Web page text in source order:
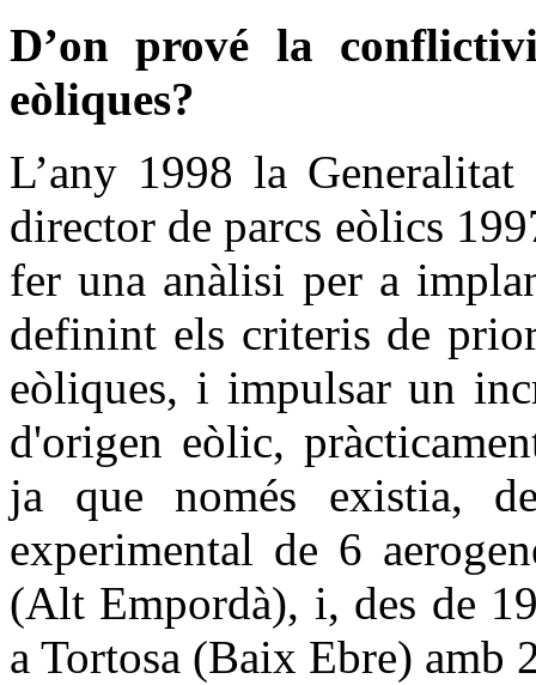
D’on prové la
eòliques?
L’any 1998 la
director de parcs eòlics
fer una anàlisi per a
definint els criteris de
eòliques, i impulsar un
d'origen eòlic,
ja que només existia,
experimental de 6
(Alt Empordà), i, des de
a Tortosa (Baix Ebre) amb